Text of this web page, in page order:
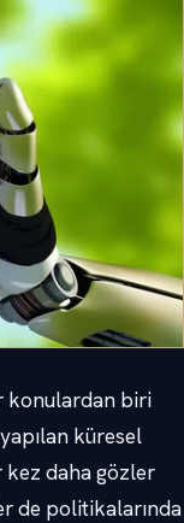
konulardan biri
küresel
kez daha gözler
de politikalarında